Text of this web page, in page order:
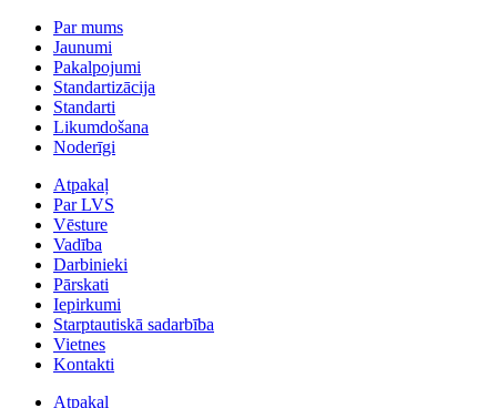
Par mums
Jaunumi
Pakalpojumi
Standartizācija
Standarti
Likumdošana
Noderīgi
Atpakaļ
Par LVS
Vēsture
Vadība
Darbinieki
Pārskati
Iepirkumi
Starptautiskā sadarbība
Vietnes
Kontakti
Atpakaļ